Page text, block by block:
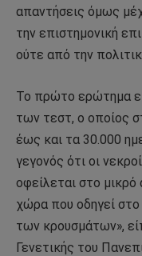
απαντήσεις όμως
την επιστημονική
ούτε από την
Το πρώτο ερώτημα
των τεστ, ο οποίος
έως και τα 30.000
γεγονός ότι οι
οφείλεται στο μικρό
χώρα που οδηγεί
των κρουσμάτων»,
Γενετικής του